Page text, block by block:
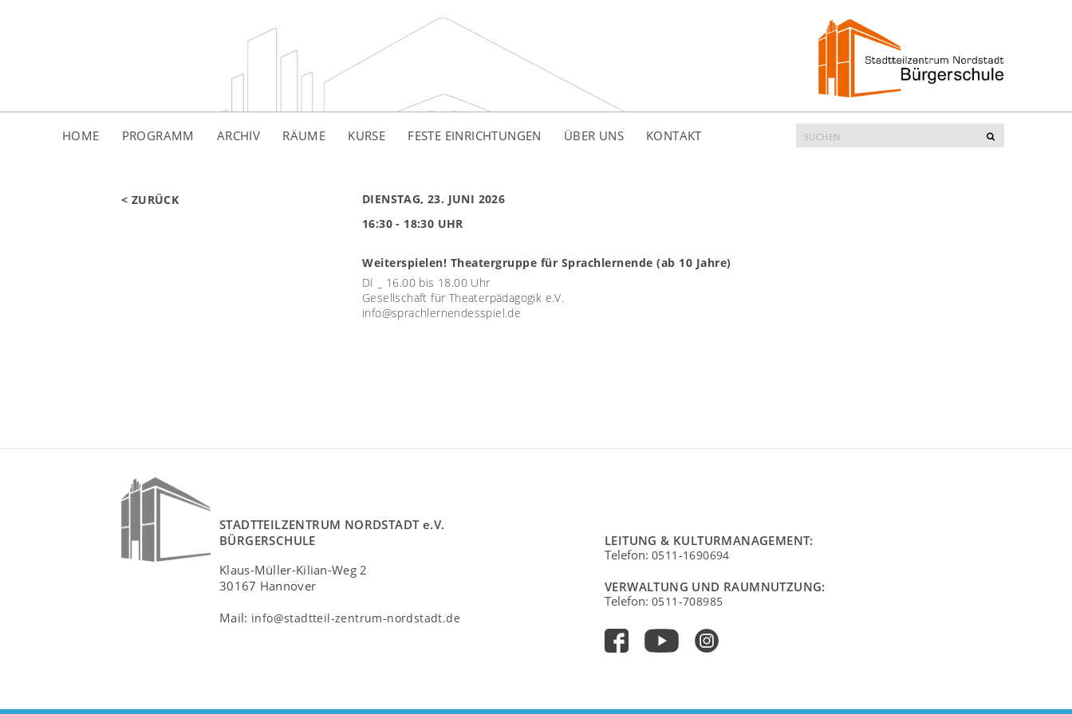
HOME PROGRAMM ARCHIV RÄUME KURSE FESTE EINRICHTUNGEN ÜBER UNS KONTAKT
Suche
nach:
< ZURÜCK
DIENSTAG, 23. JUNI 2026
16:30 - 18:30 UHR
Weiterspielen! Theatergruppe für Sprachlernende (ab 10 Jahre)
DI _ 16.00 bis 18.00 Uhr
Gesellschaft für Theaterpädagogik e.V.
info@sprachlernendesspiel.de
STADTTEILZENTRUM NORDSTADT e.V.
BÜRGERSCHULE
Klaus-Müller-Kilian-Weg 2
30167 Hannover
Mail: info@stadtteil-zentrum-nordstadt.de
LEITUNG & KULTURMANAGEMENT:
Telefon: 0511-1690694
VERWALTUNG UND RAUMNUTZUNG:
Telefon: 0511-708985